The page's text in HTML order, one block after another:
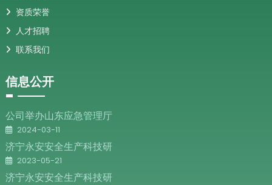
资质荣誉
人才招聘
联系我们
信息公开
公司举办山东应急管理厅
2024-03-11
济宁永安安全生产科技研
2023-05-21
济宁永安安全生产科技研